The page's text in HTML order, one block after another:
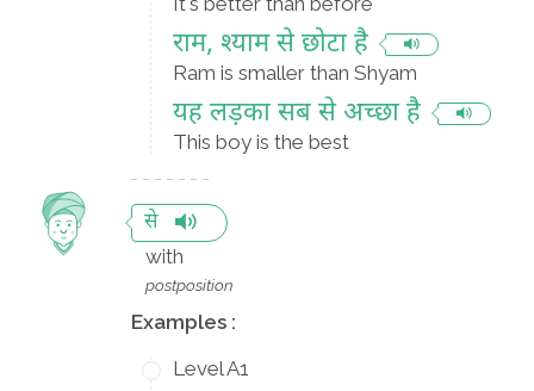
राम, श्याम से छोटा है
Ram is smaller than Shyam
यह लड़का सब से अच्छा है
This boy is the best
से
with
postposition
Examples :
Level A1